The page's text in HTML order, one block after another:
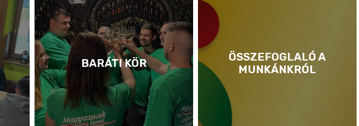
BARÁTI KÖR
ÖSSZEFOGLALÓ A
MUNKÁNKRÓL